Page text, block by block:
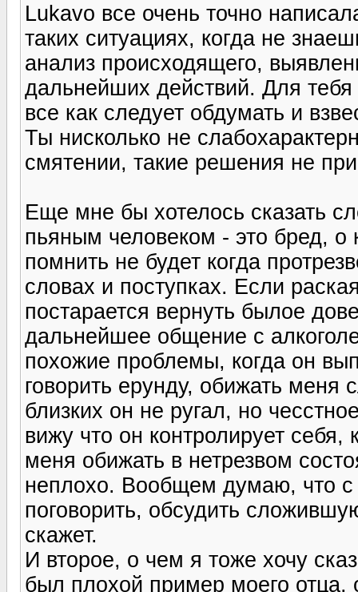
Lukavo все очень точно
таких ситуациях, когда не
анализ происходящего,
дальнейших действий. Для
все как следует обдумать и
Ты нисколько не
смятении, такие решения не
Еще мне бы хотелось сказать
пьяным человеком - это бред, о
помнить не будет когда
словах и поступках. Если
постарается вернуть былое
дальнейшее общение с
похожие проблемы, когда он
говорить ерунду, обижать
близких он не ругал, но
вижу что он контролирует себя,
меня обижать в нетрезвом
неплохо. Вообщем думаю, что с
поговорить, обсудить
скажет.
И второе, о чем я тоже хочу
был плохой пример моего